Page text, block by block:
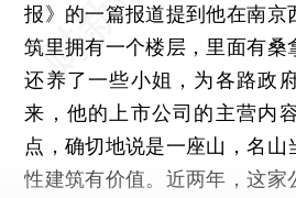
报》的一篇报道提到他在南京
筑里拥有一个楼层，里面有桑
还养了一些小姐，为各路政
来，他的上市公司的主营内
点，确切地说是一座山，名山
性建筑有价值。近两年，这家